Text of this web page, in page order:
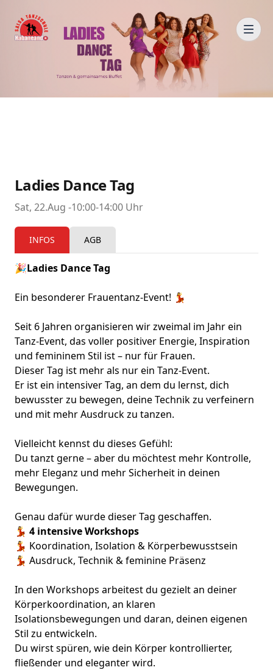
Ladies Dance Tag
Sat, 22.Aug -10:00-14:00 Uhr
INFOS AGB
🎉Ladies Dance Tag
Ein besonderer Frauentanz-Event! 💃
Seit 6 Jahren organisieren wir zweimal im Jahr ein
Tanz-Event, das voller positiver Energie, Inspiration
und femininem Stil ist – nur für Frauen.
Dieser Tag ist mehr als nur ein Tanz-Event.
Er ist ein intensiver Tag, an dem du lernst, dich
bewusster zu bewegen, deine Technik zu verfeinern
und mit mehr Ausdruck zu tanzen.
Vielleicht kennst du dieses Gefühl:
Du tanzt gerne – aber du möchtest mehr Kontrolle,
mehr Eleganz und mehr Sicherheit in deinen
Bewegungen.
Genau dafür wurde dieser Tag geschaffen.
💃 4 intensive Workshops
💃 Koordination, Isolation & Körperbewusstsein
💃 Ausdruck, Technik & feminine Präsenz
In den Workshops arbeitest du gezielt an deiner
Körperkoordination, an klaren
Isolationsbewegungen und daran, deinen eigenen
Stil zu entwickeln.
Du wirst spüren, wie dein Körper kontrollierter,
fließender und eleganter wird.